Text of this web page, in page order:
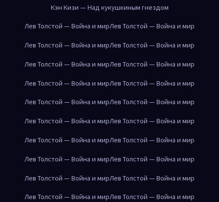
Кэн Кизи — Над кукушкиным гнездом
Лев Толстой — Война и мирЛев Толстой — Война и мир
Лев Толстой — Война и мирЛев Толстой — Война и мир
Лев Толстой — Война и мирЛев Толстой — Война и мир
Лев Толстой — Война и мирЛев Толстой — Война и мир
Лев Толстой — Война и мирЛев Толстой — Война и мир
Лев Толстой — Война и мирЛев Толстой — Война и мир
Лев Толстой — Война и мирЛев Толстой — Война и мир
Лев Толстой — Война и мирЛев Толстой — Война и мир
Лев Толстой — Война и мирЛев Толстой — Война и мир
Лев Толстой — Война и мирЛев Толстой — Война и мир